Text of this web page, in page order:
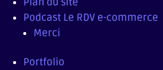
Podcast Le RDV e-commerce
Merci
Portfolio